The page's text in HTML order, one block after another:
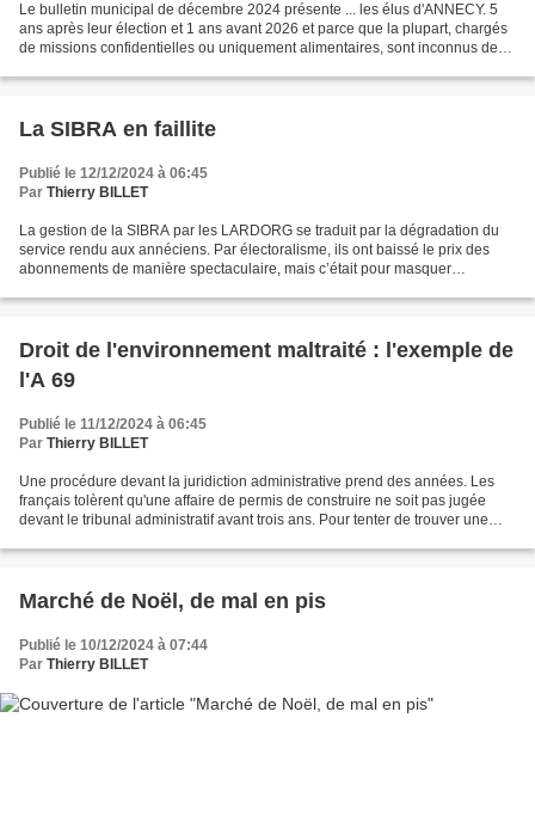
Le bulletin municipal de décembre 2024 présente ... les élus d'ANNECY. 5
ans après leur élection et 1 ans avant 2026 et parce que la plupart, chargés
de missions confidentielles ou uniquement alimentaires, sont inconnus des
La SIBRA en faillite
Publié le 12/12/2024 à 06:45
Par Thierry BILLET
La gestion de la SIBRA par les LARDORG se traduit par la dégradation du
service rendu aux annéciens. Par électoralisme, ils ont baissé le prix des
abonnements de manière spectaculaire, mais c’était pour masquer
Droit de l'environnement maltraité : l'exemple de
l'A 69
Publié le 11/12/2024 à 06:45
Par Thierry BILLET
Une procédure devant la juridiction administrative prend des années. Les
français tolèrent qu'une affaire de permis de construire ne soit pas jugée
devant le tribunal administratif avant trois ans. Pour tenter de trouver une
Marché de Noël, de mal en pis
Publié le 10/12/2024 à 07:44
Par Thierry BILLET